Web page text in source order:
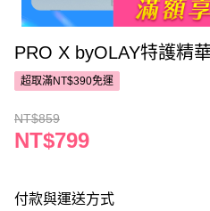
PRO X byOLAY特護精
超取滿NT$390免運
NT$859
NT$799
付款與運送方式